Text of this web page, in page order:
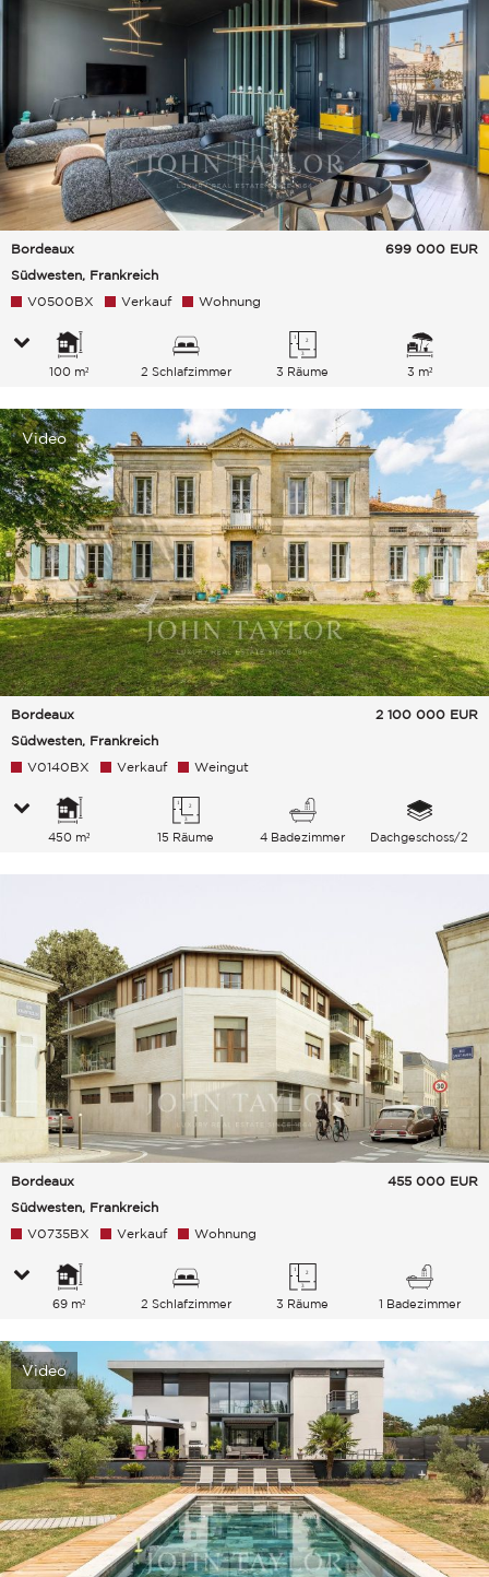
Bordeaux
Südwesten, Frankreich
699 000 EUR
V0500BX Verkauf Wohnung
100 m² 2 Schlafzimmer 3 Räume 3 m²
Video
Bordeaux
Südwesten, Frankreich
2 100 000 EUR
V0140BX Verkauf Weingut
450 m² 15 Räume 4 Badezimmer Dachgeschoss/2
Bordeaux
Südwesten, Frankreich
455 000 EUR
V0735BX Verkauf Wohnung
69 m² 2 Schlafzimmer 3 Räume 1 Badezimmer
Video